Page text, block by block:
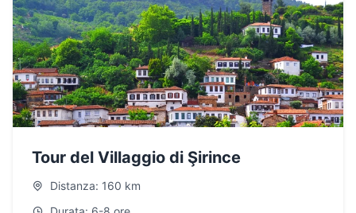
Tour del Villaggio di Şirince
Distanza: 160 km